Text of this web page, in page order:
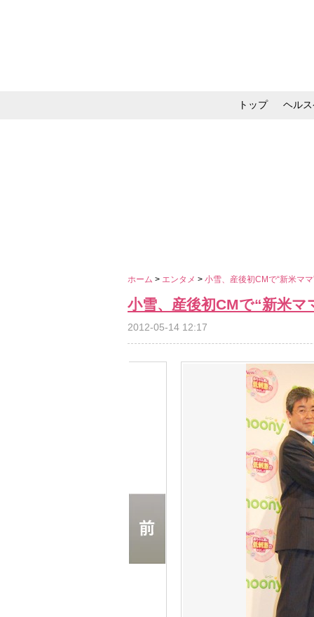
トップ ヘル
ホーム > エンタメ > 小雪、産後初CMで“新米マ
小雪、産後初CMで“新米
2012-05-14 12:17